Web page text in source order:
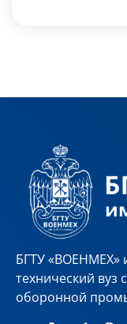
БГТУ «ВОЕНМЕХ»
технический вуз
оборонной